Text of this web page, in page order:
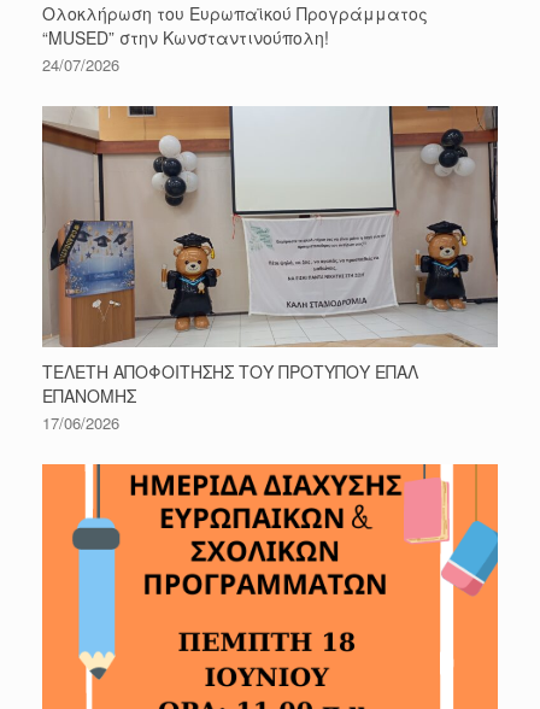
Ολοκλήρωση του Ευρωπαϊκού Προγράμματος
“MUSED” στην Κωνσταντινούπολη!
24/07/2026
ΤΕΛΕΤΗ ΑΠΟΦΟΙΤΗΣΗΣ ΤΟΥ ΠΡΟΤΥΠΟΥ ΕΠΑΛ
ΕΠΑΝΟΜΗΣ
17/06/2026